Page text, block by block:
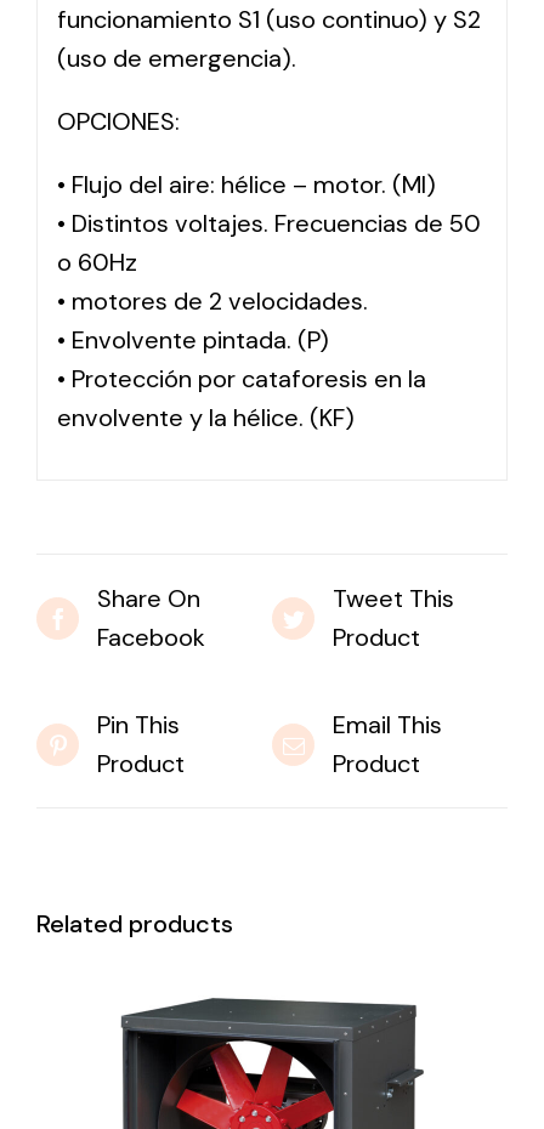
funcionamiento S1 (uso continuo) y S2
(uso de emergencia).
OPCIONES:
• Flujo del aire: hélice – motor. (MI)
• Distintos voltajes. Frecuencias de 50
o 60Hz
• motores de 2 velocidades.
• Envolvente pintada. (P)
• Protección por cataforesis en la
envolvente y la hélice. (KF)
Share On
Facebook
Tweet This
Product
Pin This
Product
Email This
Product
Related products